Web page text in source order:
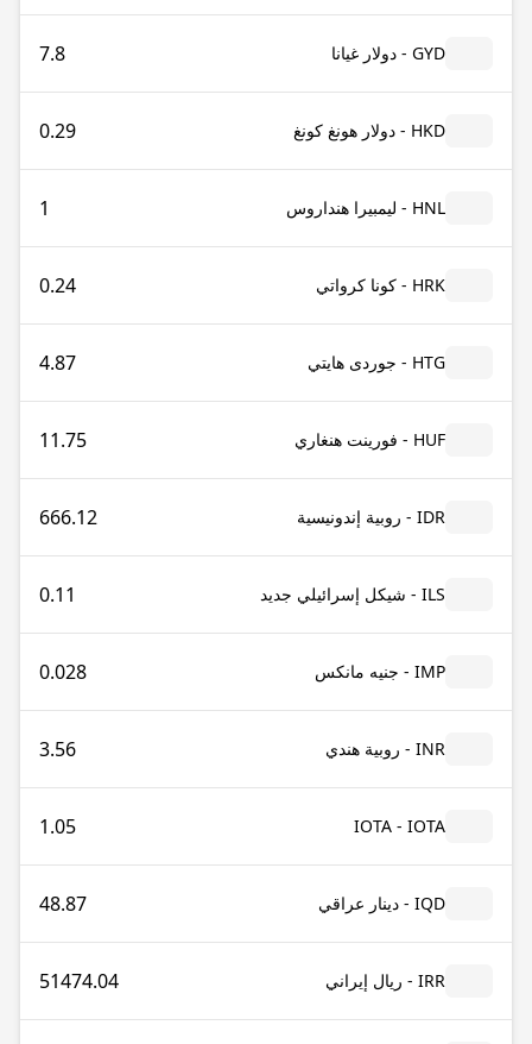
GYD - دولار غيانا 7.8
HKD - دولار هونغ كونغ 0.29
HNL - ليمبيرا هنداروس 1
HRK - كونا كرواتي 0.24
HTG - جوردى هايتي 4.87
HUF - فورينت هنغاري 11.75
IDR - روبية إندونيسية 666.12
ILS - شيكل إسرائيلي جديد 0.11
IMP - جنيه مانكس 0.028
INR - روبية هندي 3.56
IOTA - IOTA
1.05
IQD - دينار عراقي 48.87
IRR - ريال إيراني 51474.04